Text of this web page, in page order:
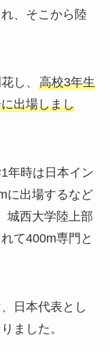
、そこから陸
し、 高校3年生
出場しまし
年時は日本イン
に出場するなど
城西大学陸上部
て400m専門と
日本代表とし
ました。